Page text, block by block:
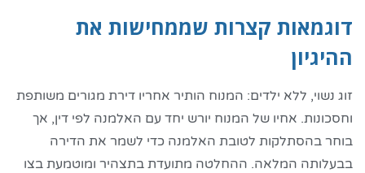
דוגמאות קצרות שממחישות את
ההיגיון
זוג נשוי, ללא ילדים: המנוח הותיר אחריו דירת מגורים משותפת
וחסכונות. אחיו של המנוח יורש יחד עם האלמנה לפי דין, אך
בוחר בהסתלקות לטובת האלמנה כדי לשמר את הדירה
בבעלותה המלאה. ההחלטה מתועדת בתצהיר ומוטמעת בצו